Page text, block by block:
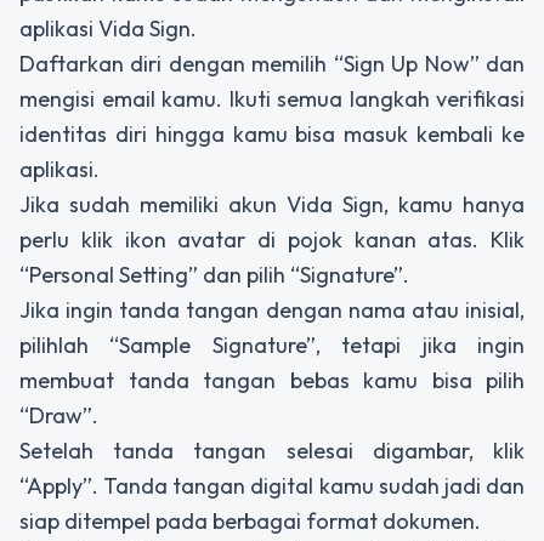
aplikasi Vida Sign.
Daftarkan diri dengan memilih “Sign Up Now” dan
mengisi email kamu. Ikuti semua langkah verifikasi
identitas diri hingga kamu bisa masuk kembali ke
aplikasi.
Jika sudah memiliki akun Vida Sign, kamu hanya
perlu klik ikon avatar di pojok kanan atas. Klik
“Personal Setting” dan pilih “Signature”.
Jika ingin tanda tangan dengan nama atau inisial,
pilihlah “Sample Signature”, tetapi jika ingin
membuat tanda tangan bebas kamu bisa pilih
“Draw”.
Setelah tanda tangan selesai digambar, klik
“Apply”. Tanda tangan digital kamu sudah jadi dan
siap ditempel pada berbagai format dokumen.